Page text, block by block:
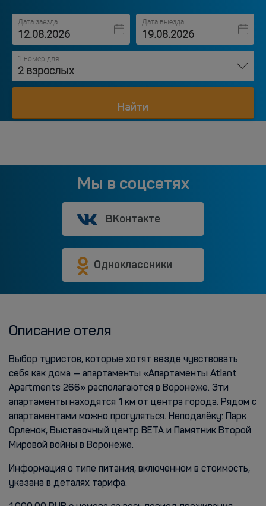
Дата заезда: Дата выезда:
1 номер для
2 взрослых
Найти
Мы в соцсетях
ВКонтакте
Одноклассники
Описание отеля
Выбор туристов, которые хотят везде чувствовать
себя как дома — апартаменты «Апартаменты Atlant
Apartments 266» располагаются в Воронеже. Эти
апартаменты находятся 1 км от центра города. Рядом с
апартаментами можно прогуляться. Неподалёку: Парк
Орленок, Выставочный центр ВЕТА и Памятник Второй
Мировой войны в Воронеже.
Информация о типе питания, включенном в стоимость,
указана в деталях тарифа.